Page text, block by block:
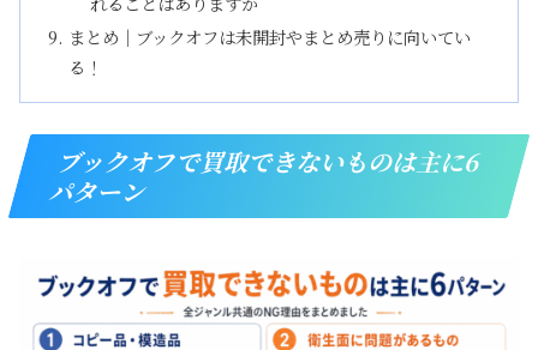
まとめ｜ブックオフは未開封やまとめ売りに向いてい
る！
ブックオフで買取できないものは主に6
パターン